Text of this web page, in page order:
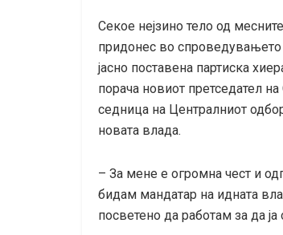
Секое нејзино тело од
придонес во
јасно поставена партиска
порача новиот претседател
седница на Централниот
новата влада.
– За мене е огромна чест и
бидам мандатар на идната
посветено да работам за да